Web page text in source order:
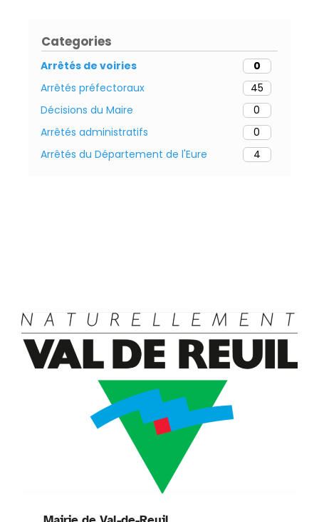
Categories
Arrêtés de voiries
0
Arrêtés préfectoraux
45
Décisions du Maire
0
Arrêtés administratifs
0
Arrêtés du Département de l'Eure
4